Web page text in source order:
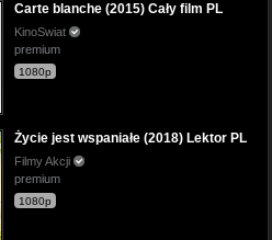
Carte blanche (2015) Cały film PL
KinoSwiat
premium
1080p
Życie jest wspaniałe (2018) Lektor PL
Filmy Akcji
premium
1080p